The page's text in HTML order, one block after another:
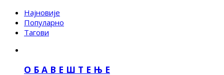
Најновије
Популарно
Тагови
О Б А В Е Ш Т Е Њ Е